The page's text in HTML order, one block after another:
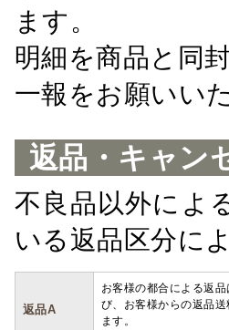
ます。
明細を商品と同
一報をお願いい
返品・キャン
不良品以外によ
いる返品区分に
返品A
お客様の都合による返
び、お客様からの返品
ます。